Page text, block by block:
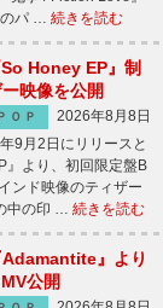
のパ … 続きを読む
Honey EP』制
映像を公開
ＯＰ
2026年8月8日
9月2日にリリースと
』より、初回限定盤B
ンド映像のティザー
中の印 … 続きを読む
』より
公開